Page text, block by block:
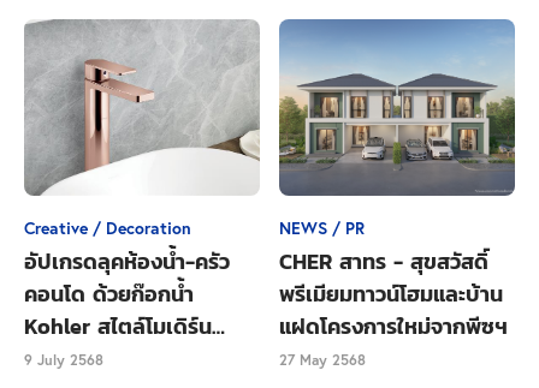
ว่า ตลาดอสังหาฯ ฝั่งคอนโดหรูอาจจะมีโอกาสกลับมา
คึกคักอีกครั้ง หลังวิกฤต Covid-19 สิ้นสุดลงนั่นเอง
สำหรับ ภาพรวมตลาดคอนโดมิเนียม ระดับ Super
Luxury ราคาขายเฉลี่ยมากกว่า 250,000 บาท/ตาราง
เมตร(ณ สิ้นปี ไตรมาสที่ 1 ปี 2563 พื้นที่
กรุงเทพมหานคร) พบว่า...
มีอุปทานที่อยู่ระหว่างการขายประมาณ 27 โครงการ
จำนวน 6,027 ยูนิต
ขายไปแล้วประมาณ 4,050 ยูนิต หรือคิดเป็น 67%
และมีจำนวนยูนิตเหลือขายประมาณ 1,977 ยูนิตหรือ
Creative / Decoration
อัปเกรดลุคห้องน้ำ-ครัว
คอนโด ด้วยก๊อกน้ำ
Kohler สไตล์โมเดิร์น
เรียบหรู
9 July 2568
NEWS / PR
CHER สาทร - สุขสวัสดิ์
พรีเมียมทาวน์โฮมและบ้าน
แฝดโครงการใหม่จากพีซฯ
27 May 2568